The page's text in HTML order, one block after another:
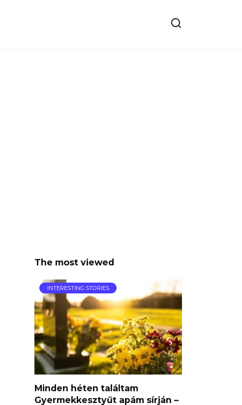
The most viewed
INTERESTING STORIES
Minden héten találtam
Gyermekkesztyűt apám sírján –